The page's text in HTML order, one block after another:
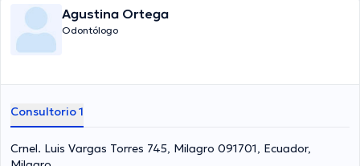
Agustina Ortega
Odontólogo
Consultorio 1
Crnel. Luis Vargas Torres 745, Milagro 091701, Ecuador,